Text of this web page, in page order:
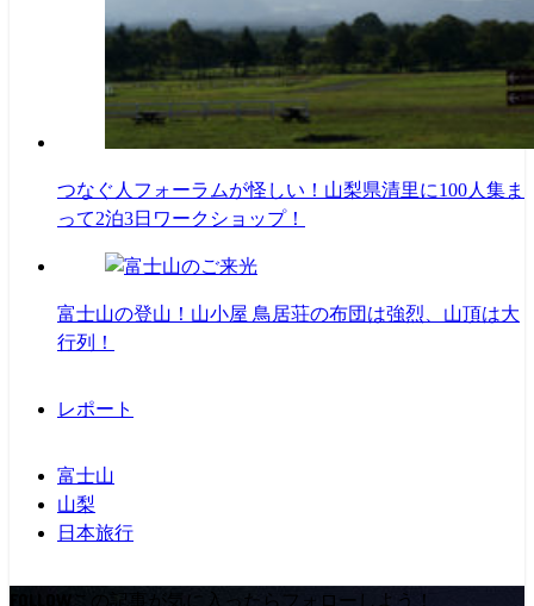
つなぐ人フォーラムが怪しい！山梨県清里に100人集ま
って2泊3日ワークショップ！
富士山の登山！山小屋 鳥居荘の布団は強烈、山頂は大
行列！
レポート
富士山
山梨
日本旅行